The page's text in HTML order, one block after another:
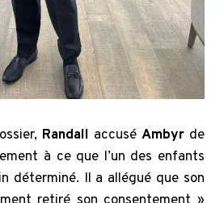
Randall accusé Ambyr de
à ce que l’un des enfants
déterminé. Il a allégué que son